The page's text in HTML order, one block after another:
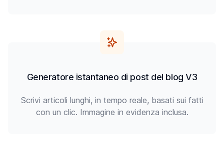
Generatore istantaneo di post del blog V3
Scrivi articoli lunghi, in tempo reale, basati sui fatti
con un clic. Immagine in evidenza inclusa.